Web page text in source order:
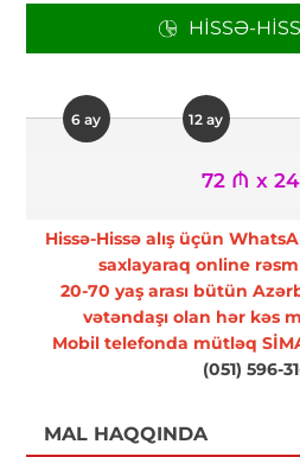
HISSƏ-
6 ay 12 ay
72 ₼ x
Hissə-Hissə alış üçün
saxlayaraq online
20-70 yaş arası bütün
vətəndaşı olan hər kəs
Mobil telefonda mütləq
(051) 596-
MAL HAQQINDA